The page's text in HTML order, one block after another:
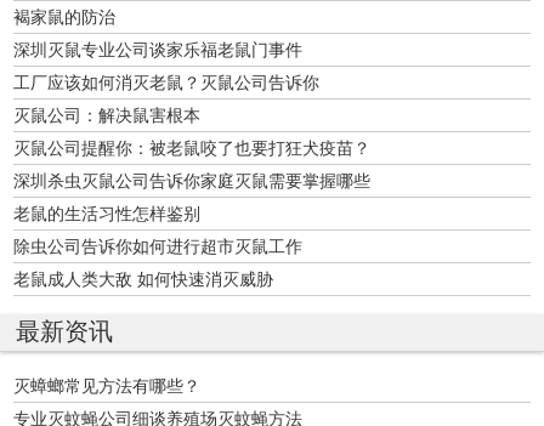
褐家鼠的防治
深圳灭鼠专业公司谈家乐福老鼠门事件
工厂应该如何消灭老鼠？灭鼠公司告诉你
灭鼠公司：解决鼠害根本
灭鼠公司提醒你：被老鼠咬了也要打狂犬疫苗？
深圳杀虫灭鼠公司告诉你家庭灭鼠需要掌握哪些
老鼠的生活习性怎样鉴别
除虫公司告诉你如何进行超市灭鼠工作
老鼠成人类大敌 如何快速消灭威胁
最新资讯
灭蟑螂常见方法有哪些？
专业灭蚊蝇公司细谈养殖场灭蚊蝇方法